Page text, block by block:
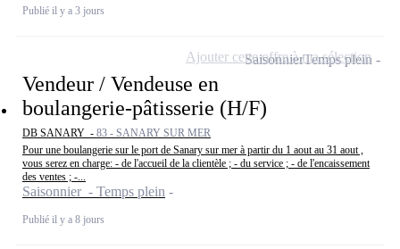
Publié il y a 3 jours
Vendeur / Vendeuse en
boulangerie-pâtisserie (H/F)
DB SANARY - 83 - SANARY SUR MER
Pour une boulangerie sur le port de Sanary sur mer à partir du 1 aout au 31 aout ,
vous serez en charge: - de l'accueil de la clientèle ; - du service ; - de l'encaissement
des ventes ; -...
Saisonnier - Temps plein
Publié il y a 8 jours
SaisonnierTemps plein
Ajouter cette offre à ma sélection